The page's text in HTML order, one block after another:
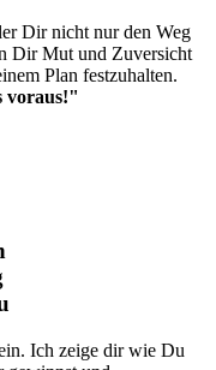
Dir nicht nur den Weg
Dir Mut und Zuversicht
Plan festzuhalten.
voraus!"
Ich zeige dir wie Du